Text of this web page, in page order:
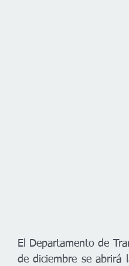
El Departamento de
de diciembre se abrirá